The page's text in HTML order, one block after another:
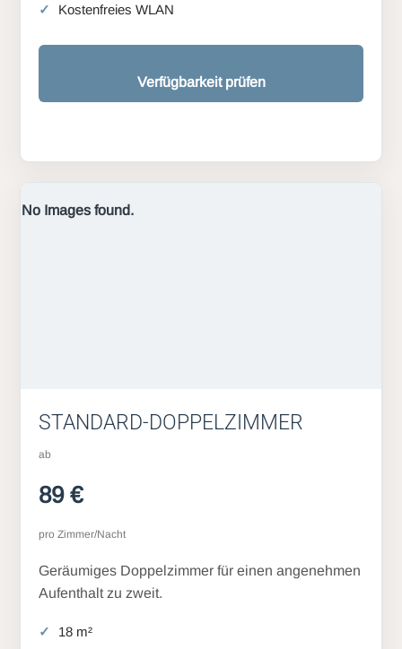
Kostenfreies WLAN
Verfügbarkeit prüfen
No Images found.
STANDARD-DOPPELZIMMER
ab
89 €
pro Zimmer/Nacht
Geräumiges Doppelzimmer für einen angenehmen
Aufenthalt zu zweit.
18 m²